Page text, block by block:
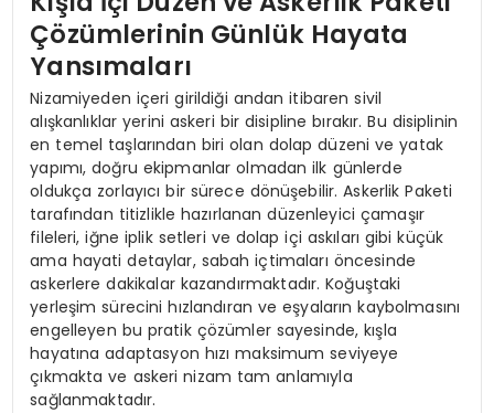
Çözümlerinin Günlük Hayata
Yansımaları
Nizamiyeden içeri girildiği andan itibaren sivil
alışkanlıklar yerini askeri bir disipline bırakır. Bu disiplinin
en temel taşlarından biri olan dolap düzeni ve yatak
yapımı, doğru ekipmanlar olmadan ilk günlerde
oldukça zorlayıcı bir sürece dönüşebilir. Askerlik Paketi
tarafından titizlikle hazırlanan düzenleyici çamaşır
fileleri, iğne iplik setleri ve dolap içi askıları gibi küçük
ama hayati detaylar, sabah içtimaları öncesinde
askerlere dakikalar kazandırmaktadır. Koğuştaki
yerleşim sürecini hızlandıran ve eşyaların kaybolmasını
engelleyen bu pratik çözümler sayesinde, kışla
hayatına adaptasyon hızı maksimum seviyeye
çıkmakta ve askeri nizam tam anlamıyla
sağlanmaktadır.